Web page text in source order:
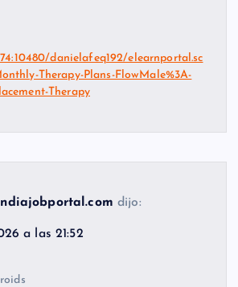
danielafeq192/elearnportal.sc
Therapy-Plans-FlowMale%3A-
Therapy
dijo:
a las 21:52